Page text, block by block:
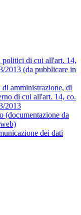
di cui all'art. 14,
2013 (da pubblicare in
amministrazione, di
di cui all'art. 14, co.
2013
(documentazione da
dei dati